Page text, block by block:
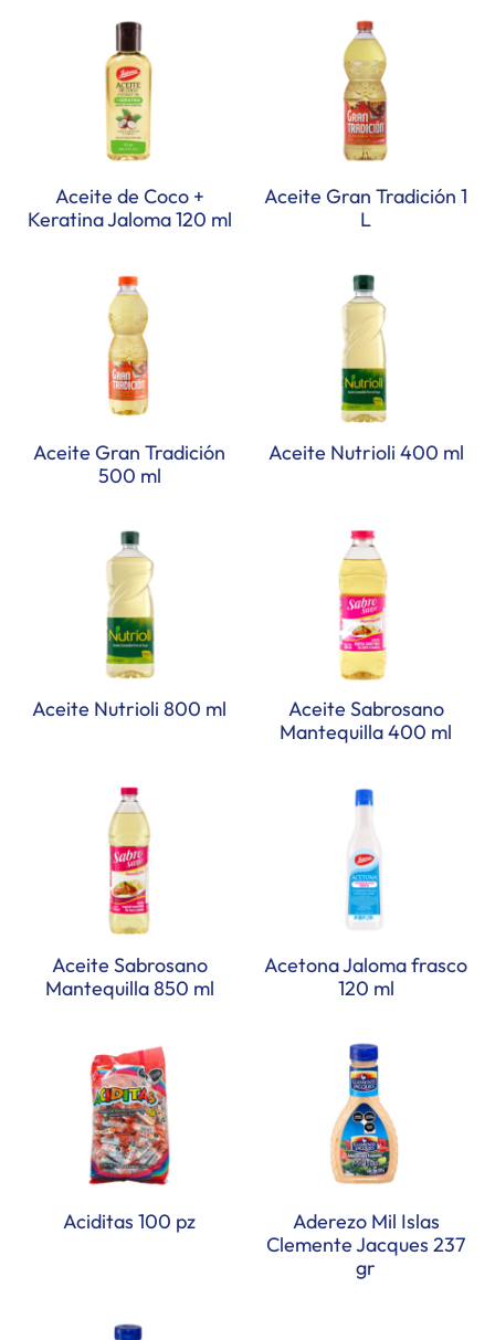
Aceite de Coco +
Keratina Jaloma 120 ml
Aceite Gran Tradición 1
L
Aceite Gran Tradición
500 ml
Aceite Nutrioli 400 ml
Aceite Nutrioli 800 ml
Aceite Sabrosano
Mantequilla 400 ml
Aceite Sabrosano
Mantequilla 850 ml
Acetona Jaloma frasco
120 ml
Aciditas 100 pz
Aderezo Mil Islas
Clemente Jacques 237
gr